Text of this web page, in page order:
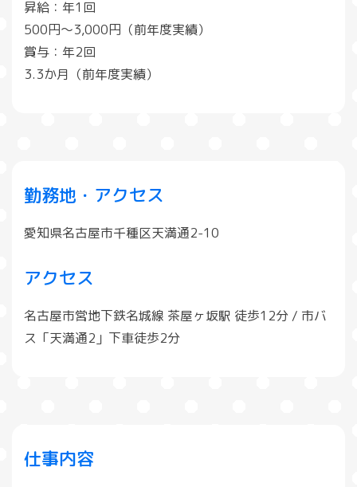
昇給：年1回
500円～3,000円（前年度実績）
賞与：年2回
3.3か月（前年度実績）
勤務地・アクセス
愛知県名古屋市千種区天満通2-10
アクセス
名古屋市営地下鉄名城線 茶屋ヶ坂駅 徒歩12分 / 市バ
ス「天満通2」下車徒歩2分
仕事内容